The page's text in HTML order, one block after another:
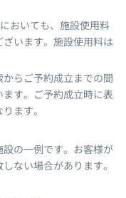
おいても、施設使用料
ざいます。施設使用料は
らご予約成立までの間
す。ご予約成立時に表
ます。
の一例です。お客様が
ない場合があります。